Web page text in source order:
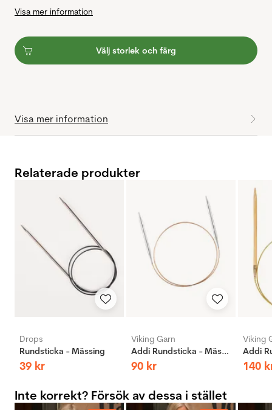
Visa mer information
Välj storlek och färg
Visa mer information
Relaterade produkter
Drops
Rundsticka - Mässing
39 kr
Viking Garn
Addi Rundsticka - Mässing
90 kr
Viking
140
Inte korrekt? Försök av dessa i stället